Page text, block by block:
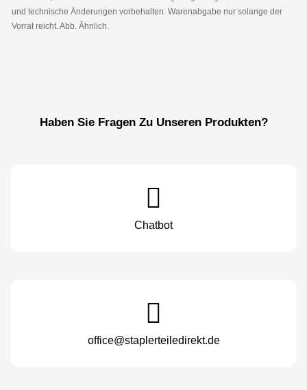
und technische Änderungen vorbehalten. Warenabgabe nur solange der
Vorrat reicht. Abb. Ähnlich.
Haben Sie Fragen Zu Unseren Produkten?
Chatbot
office@staplerteiledirekt.de